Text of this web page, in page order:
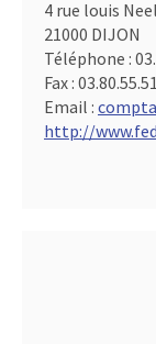
4 rue louis Neel
21000 DIJON
Téléphone :
Fax :
Email :
http://